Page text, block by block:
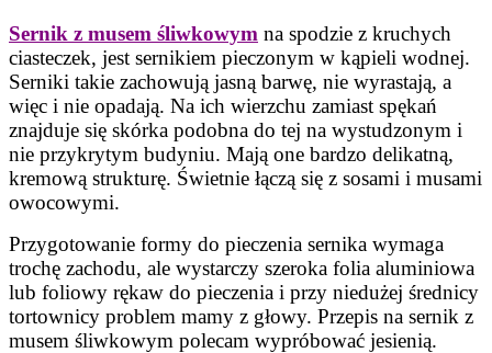
Sernik z musem śliwkowym na spodzie z kruchych
ciasteczek, jest sernikiem pieczonym w kąpieli wodnej.
Serniki takie zachowują jasną barwę, nie wyrastają, a
więc i nie opadają. Na ich wierzchu zamiast spękań
znajduje się skórka podobna do tej na wystudzonym i
nie przykrytym budyniu. Mają one bardzo delikatną,
kremową strukturę. Świetnie łączą się z sosami i musami
owocowymi.
Przygotowanie formy do pieczenia sernika wymaga
trochę zachodu, ale wystarczy szeroka folia aluminiowa
lub foliowy rękaw do pieczenia i przy niedużej średnicy
tortownicy problem mamy z głowy. Przepis na sernik z
musem śliwkowym polecam wypróbować jesienią.